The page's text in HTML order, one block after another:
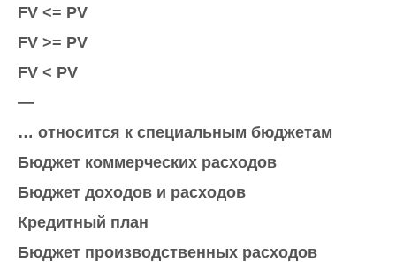
FV <= РV
FV >= РV
FV < РV
—
… относится к специальным бюджетам
Бюджет коммерческих расходов
Бюджет доходов и расходов
Кредитный план
Бюджет производственных расходов